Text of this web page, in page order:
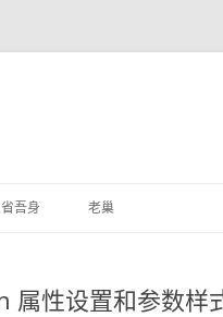
至
正
吾身 老巢
性设置和参数样